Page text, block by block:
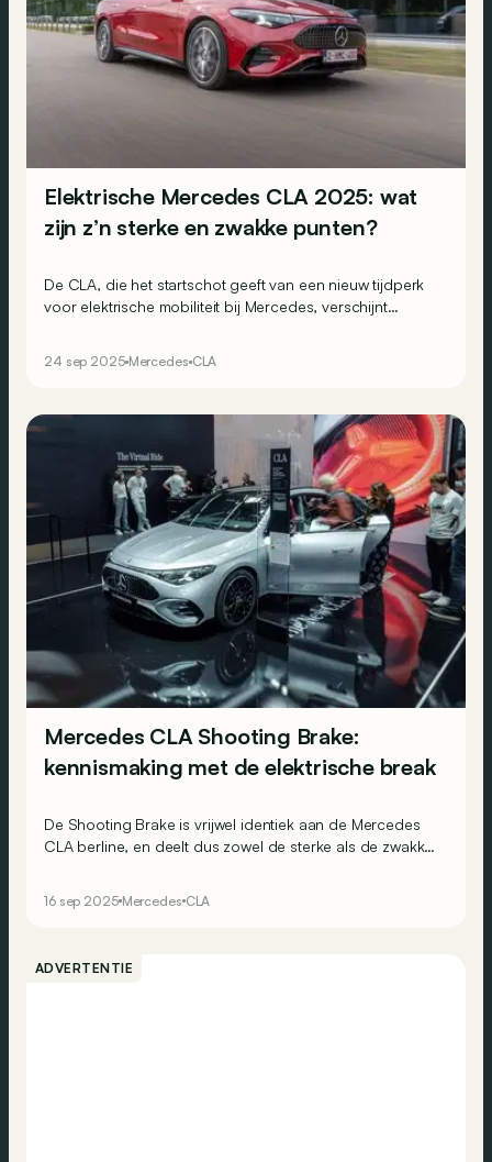
Elektrische Mercedes CLA 2025: wat
zijn z’n sterke en zwakke punten?
De CLA, die het startschot geeft van een nieuw tijdperk
voor elektrische mobiliteit bij Mercedes, verschijnt
24 sep 2025 Mercedes CLA
Mercedes CLA Shooting Brake:
kennismaking met de elektrische break
De Shooting Brake is vrijwel identiek aan de Mercedes
CLA berline, en deelt dus zowel de sterke als de zwakke
16 sep 2025 Mercedes CLA
ADVERTENTIE